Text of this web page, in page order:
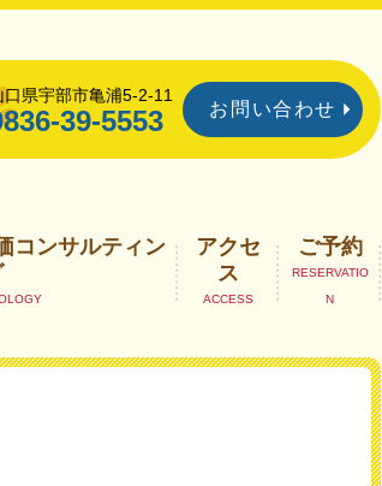
口県宇部市亀浦5-2-11
39-5553 お問い合わせ
コンサルティン
アクセ
ス
ご予約